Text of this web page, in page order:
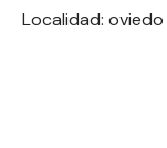
Localidad: oviedo